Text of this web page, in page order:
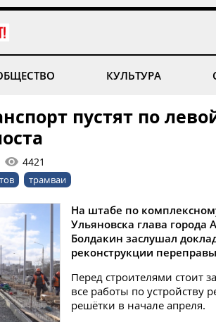
КУЛЬТУРА
пустят по
4421
трамваи
На штабе по
Ульяновска глава города
Болдакин заслушал
реконструкции
Перед строителями стоит
все работы по устройству
решётки в начале апреля.